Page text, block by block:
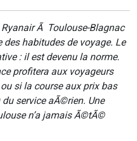
Ã Toulouse-Blagnac
habitudes de voyage. Le
: il est devenu la norme.
profitera aux voyageurs
si la course aux prix bas
service aÃ©rien. Une
n’a jamais Ã©tÃ©